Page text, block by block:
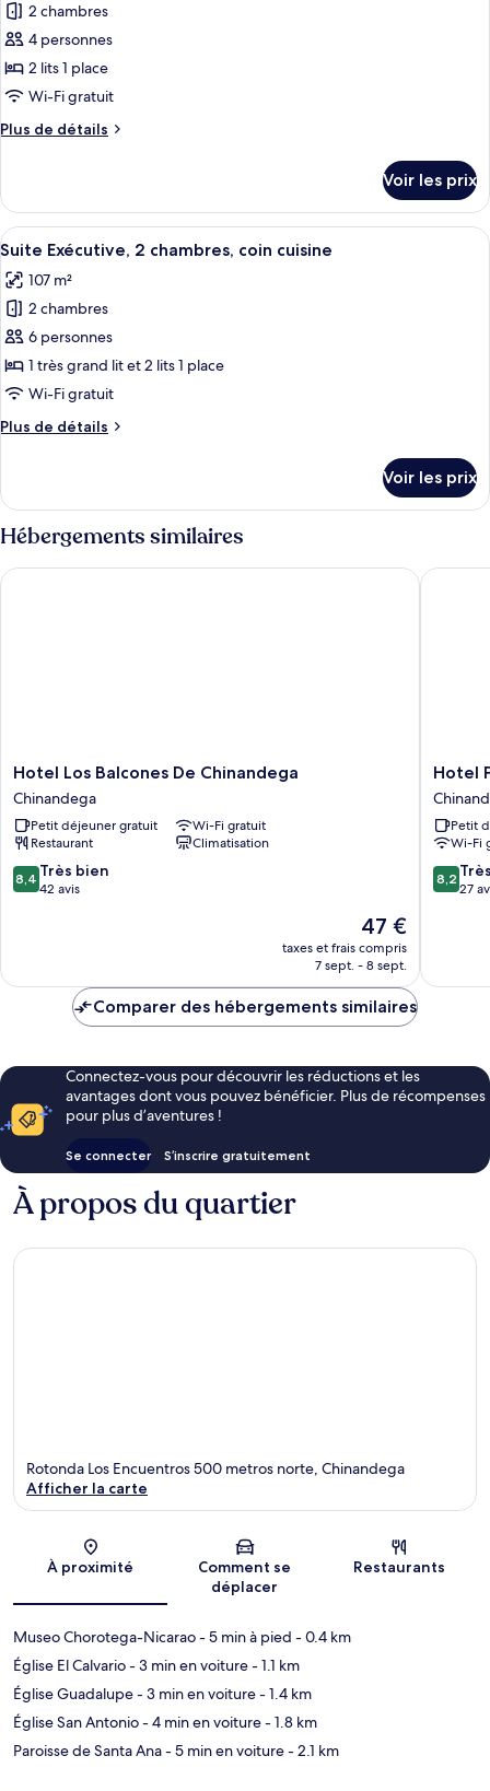
2
chambres
photos
pour
ce
type
chambre :
2
chambres
2 chambres
4 personnes
2 lits 1 place
Wi-Fi gratuit
Plus de détails
Plus
le
type
de
Appartement
Standard,
chambres
Voir les prix
Afficher
toutes
les
photos
pour
ce
type
chambre :
2
chambres,
coin
cuisine
Une chambre d’hôtel avec un lit, un
9
Suite Exécutive, 2 chambres, coin cuisine
107 m²
2 chambres
6 personnes
1 très grand lit et 2 lits 1 place
Wi-Fi gratuit
Plus de détails
Plus
le
type
de
chambre
Suite
Voir les prix
Hébergements similaires
Hotel
Los
Balcones
De
Chinandega
Chinandega
Hotel Los Balcones De Chinandega
Chinandega
Petit déjeuner gratuit
Wi-Fi gratuit
Restaurant
Climatisation
8.4
sur
8,4 Très bien
42 avis
Le
nouveau
prix
de
47 €
taxes et frais compris
7 sept. - 8 sept.
Hotel Los Balcones De Chinandega
Hotel
Plaza
Hotel
Petit
Wi-Fi
8.2
sur
8,2
27
Hotel
Comparer des hébergements similaires
Connectez-vous pour découvrir les réductions et les
avantages dont vous pouvez bénéficier. Plus de récompenses
pour plus d’aventures !
Se connecter S’inscrire gratuitement
À propos du quartier
Carte
Rotonda Los Encuentros 500 metros norte, Chinandega
Afficher la carte
À proximité
Comment se
déplacer
Restaurants
Museo Chorotega-Nicarao- 5 min à pied - 0.4 km
Église El Calvario- 3 min en voiture- 1.1 km
Église Guadalupe- 3 min en voiture- 1.4 km
Église San Antonio- 4 min en voiture- 1.8 km
Paroisse de Santa Ana- 5 min en voiture- 2.1 km